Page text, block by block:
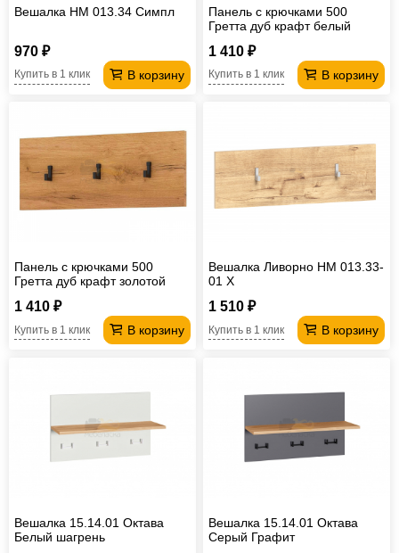
Вешалка НМ 013.34 Симпл
970 ₽
В корзину
Купить в 1 клик
Панель с крючками 500
Гретта дуб крафт белый
1 410 ₽
В корзину
Купить в 1 клик
Панель с крючками 500
Гретта дуб крафт золотой
1 410 ₽
В корзину
Купить в 1 клик
Вешалка Ливорно НМ 013.33-
01 Х
1 510 ₽
В корзину
Купить в 1 клик
Вешалка 15.14.01 Октава
Белый шагрень
Вешалка 15.14.01 Октава
Серый Графит